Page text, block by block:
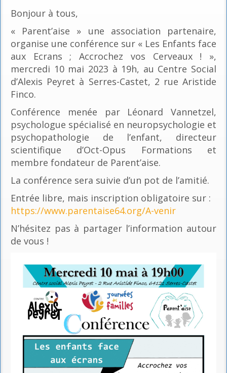
Bonjour à tous,
« Parent’aise » une association partenaire,
organise une conférence sur « Les Enfants face
aux Ecrans ; Accrochez vos Cerveaux ! »,
mercredi 10 mai 2023 à 19h, au Centre Social
d’Alexis Peyret à Serres-Castet, 2 rue Aristide
Finco.
Conférence menée par Léonard Vannetzel,
psychologue spécialisé en neuropsychologie et
psychopathologie de l’enfant, directeur
scientifique d’Oct-Opus Formations et
membre fondateur de Parent’aise.
La conférence sera suivie d’un pot de l’amitié.
Entrée libre, mais inscription obligatoire sur :
https://www.parentaise64.org/A-venir
N’hésitez pas à partager l’information autour
de vous !